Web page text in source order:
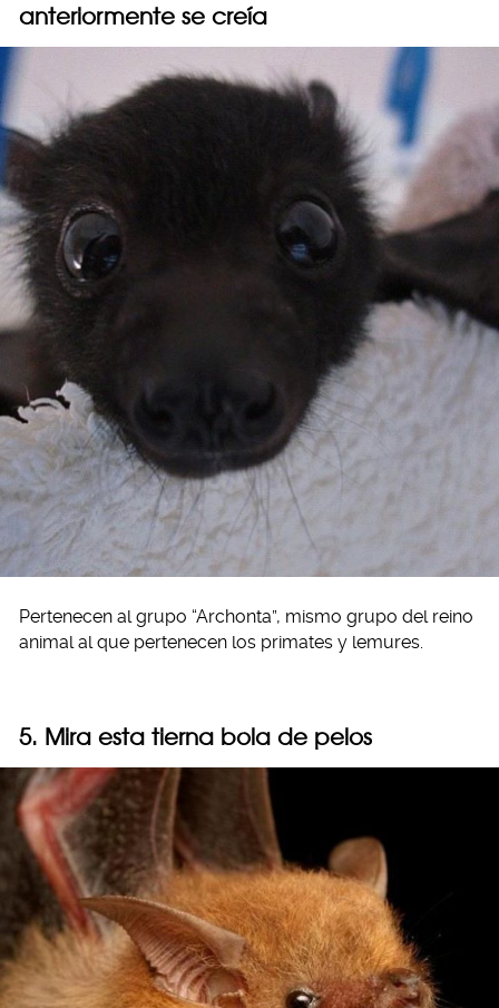
anteriormente se creía
Pertenecen al grupo “Archonta”, mismo grupo del reino
animal al que pertenecen los primates y lemures.
5. Mira esta tierna bola de pelos